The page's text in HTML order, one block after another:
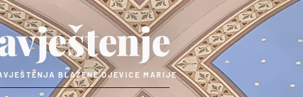
BLAŽENE DJEVICE MARIJE